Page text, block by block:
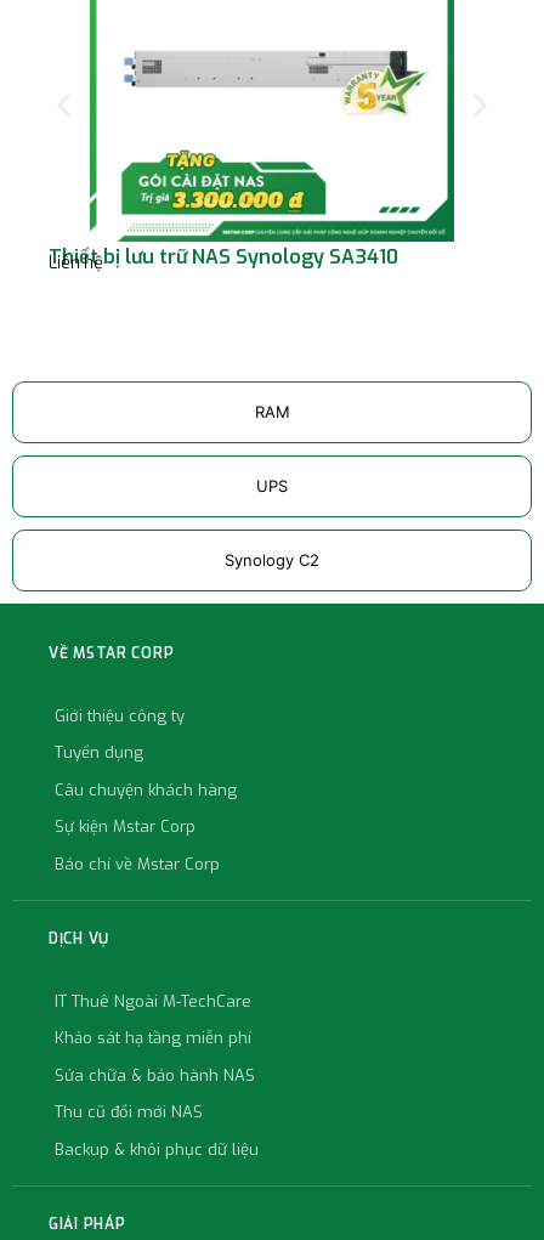
RAM
UPS
Synology C2
Thiết bị lưu trữ NAS Synology SA3410
Liên hệ
VỀ MSTAR CORP
Giới thiệu công ty
Tuyển dụng
Câu chuyện khách hàng
Sự kiện Mstar Corp
Báo chí về Mstar Corp
DỊCH VỤ
IT Thuê Ngoài M-TechCare
Khảo sát hạ tầng miễn phí
Sửa chữa & bảo hành NAS
Thu cũ đổi mới NAS
Backup & khôi phục dữ liệu
GIẢI PHÁP